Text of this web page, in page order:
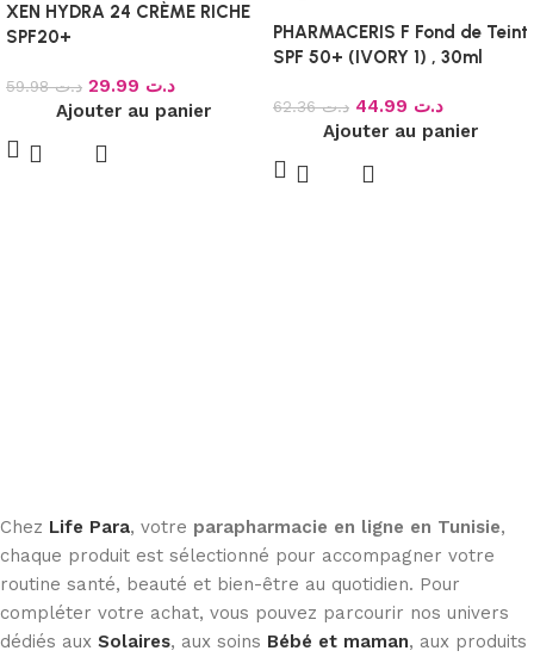
XEN HYDRA 24 CRÈME RICHE
SPF20+
د.ت59.98 د.ت
Ajouter au panier
PHARMACERIS F Fond de Teint
SPF 50+ (IVORY 1) , 30ml
د.ت62.36 د.ت
Ajouter au panier
Chez Life Para, votre parapharmacie en ligne en Tunisie,
chaque produit est sélectionné pour accompagner votre
routine santé, beauté et bien-être au quotidien. Pour
compléter votre achat, vous pouvez parcourir nos univers
dédiés aux Solaires, aux soins Bébé et maman, aux produits